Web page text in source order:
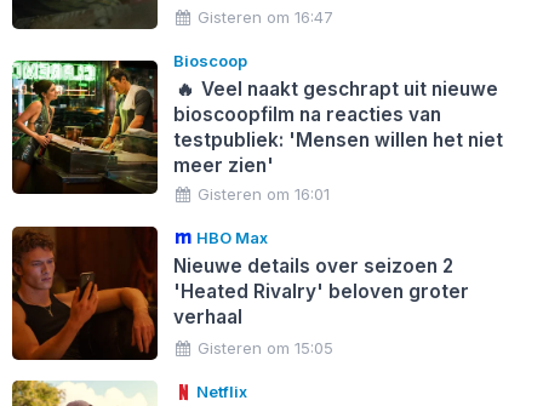
Gisteren om 16:47
Bioscoop
🔥 Veel naakt geschrapt uit nieuwe
bioscoopfilm na reacties van
testpubliek: 'Mensen willen het niet
meer zien'
Gisteren om 16:01
HBO Max
Nieuwe details over seizoen 2
'Heated Rivalry' beloven groter
verhaal
Gisteren om 15:05
Netflix